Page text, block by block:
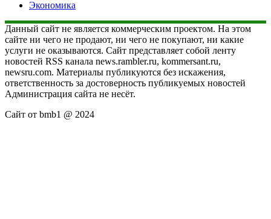
Экономика
Данный сайт не является коммерческим проектом. На этом
сайте ни чего не продают, ни чего не покупают, ни какие
услуги не оказываются. Сайт представляет собой ленту
новостей RSS канала news.rambler.ru, kommersant.ru,
newsru.com. Материалы публикуются без искажения,
ответственность за достоверность публикуемых новостей
Администрация сайта не несёт.
Сайт от bmb1 @ 2024